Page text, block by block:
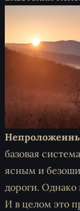
базовая
ясным и
дороги.
И в целом это